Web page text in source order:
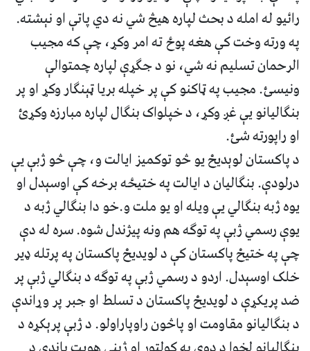
رائيو له امله د بحث لپاره هیڅ شي نه دي پاتې او نېشته.
په ورته وخت کې هغه پوځ ته امر وکړ، چې که مجیب
الرحمان تسلیم نه شي، نو د جګړې لپاره چمتوالې
ونیسئ. مجیب په ټاکنو کې پر خپله بریا ټېنګار وکړ او پر
بنګالیانو یې غږ وکړ، د خپلواک بنګال لپاره مبارزه وکړئ
او راپورته شئ.
د پاکستان لوېدیځ یو څو توکمیز ایالت و، چې څو ژبې یې
درلودې. بنګاليان د ایالت په ختیځه برخه کې اوسېدل او
یوه ژبه بنګالي یې ویله او یو ملت و.خو دا بنګالي ژبه د
یوې رسمي ژبې په توګه هم ونه پیژندل شوه. سره له دې
چې په ختیځ پاکستان کې د لویدیځ پاکستان په پرتله ډیر
خلک اوسېدل. اردو د رسمي ژبې په توګه د بنګالي ژبې پر
ضد پریکړې د لویدیځ پاکستان د تسلط او جبر پر وړاندې
د بنګالیانو مقاومت او پاڅون راوپاراولو. د ژبې پرېکړه د